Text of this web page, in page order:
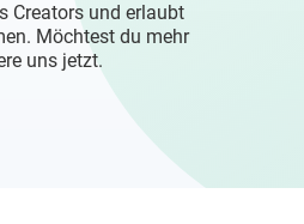
Creators und erlaubt
Möchtest du mehr
uns jetzt.